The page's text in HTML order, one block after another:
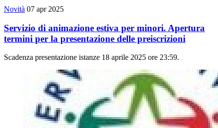
Novità 07 apr 2025
Servizio di animazione estiva per minori. Apertura
termini per la presentazione delle preiscrizioni
Scadenza presentazione istanze 18 aprile 2025 ore 23:59.